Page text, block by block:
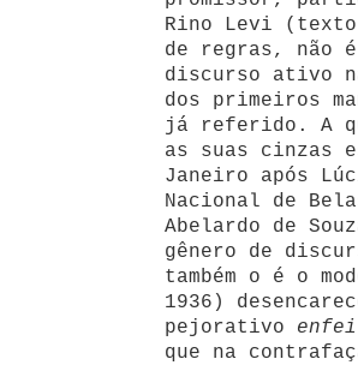
Rino Levi (texto
de regras, não
discurso ativo
dos primeiros
já referido. A
as suas cinzas
Janeiro após
Nacional de
Abelardo de
gênero de
também o é o
1936)
pejorativo
que na